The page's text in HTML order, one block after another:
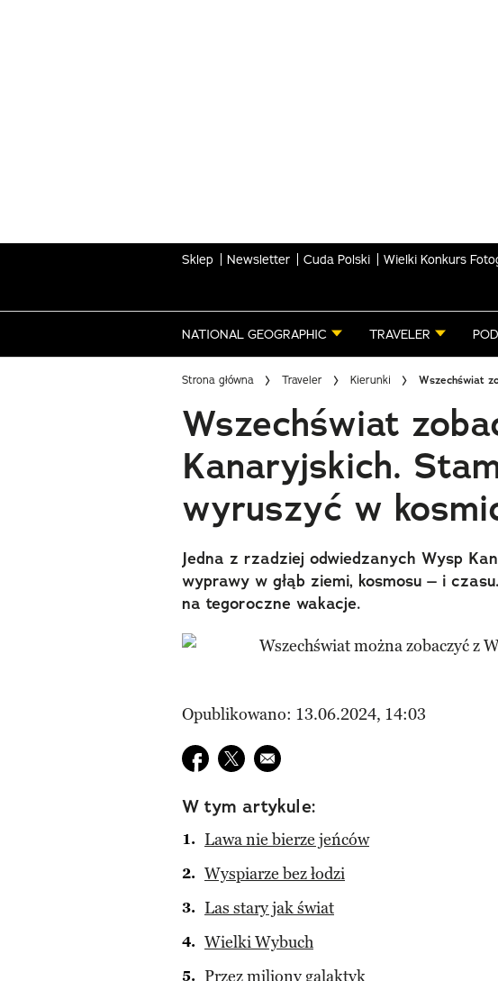
Sklep Newsletter Cuda Polski Wielki Konkurs
NATIONAL GEOGRAPHIC TRAVELER
Strona główna Traveler Kierunki Wszechświat
Wszechświat
Kanaryjskich.
wyruszyć w
Jedna z rzadziej odwiedzanych Wysp
wyprawy w głąb ziemi, kosmosu – i
na tegoroczne wakacje.
Opublikowano: 13.06.2024, 14:03
Udostępnij na facebook
Udostępnij na twitter
E-mail do przyjaciela
W tym artykule:
Lawa nie bierze jeńców
Wyspiarze bez łodzi
Las stary jak świat
Wielki Wybuch
Przez miliony galaktyk